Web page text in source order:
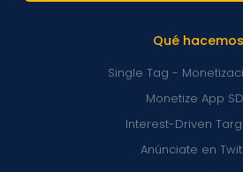
Qué hacemos
Single Tag -
Monetize App
Interest-Driven
Anúnciate en